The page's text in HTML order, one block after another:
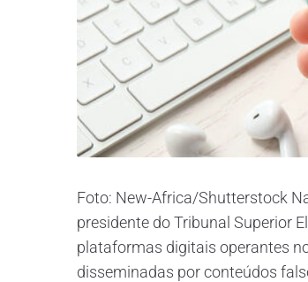
Foto: New-Africa/Shutterstock
presidente do Tribunal Superior
plataformas digitais operantes
disseminadas por conteúdos